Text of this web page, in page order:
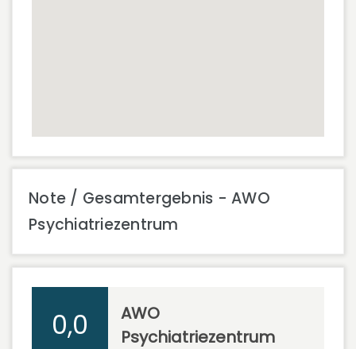
Note / Gesamtergebnis - AWO
Psychiatriezentrum
0,0
AWO
Psychiatriezentrum